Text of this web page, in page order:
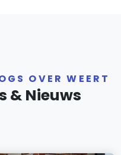
OVER WEERT
& Nieuws